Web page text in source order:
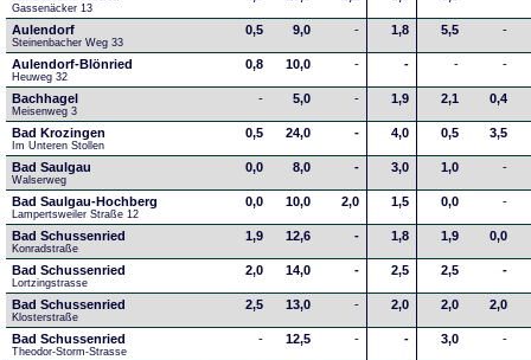
Gassenäcker 13
Aulendorf
Steinenbacher Weg 33
0,5 9,0 - 1,8 5,5 -
Aulendorf-Blönried
Heuweg 32
0,8 10,0 - - - -
Bachhagel
Meisenweg 3
- 5,0 - 1,9 2,1 0,4
Bad Krozingen
Im Unteren Stollen
0,5 24,0 - 4,0 0,5 3,5
Bad Saulgau
Walserweg
0,0 8,0 - 3,0 1,0 -
Bad Saulgau-Hochberg
Lampertsweiler Straße 12
0,0 10,0 2,0 1,5 0,0 -
Bad Schussenried
Konradstraße
1,9 12,6 - 1,8 1,9 0,0
Bad Schussenried
Lortzingstrasse
2,0 14,0 - 2,5 2,5 -
Bad Schussenried
Klosterstraße
2,5 13,0 - 2,0 2,0 2,0
Bad Schussenried
Theodor-Storm-Strasse
- 12,5 - - 3,0 -